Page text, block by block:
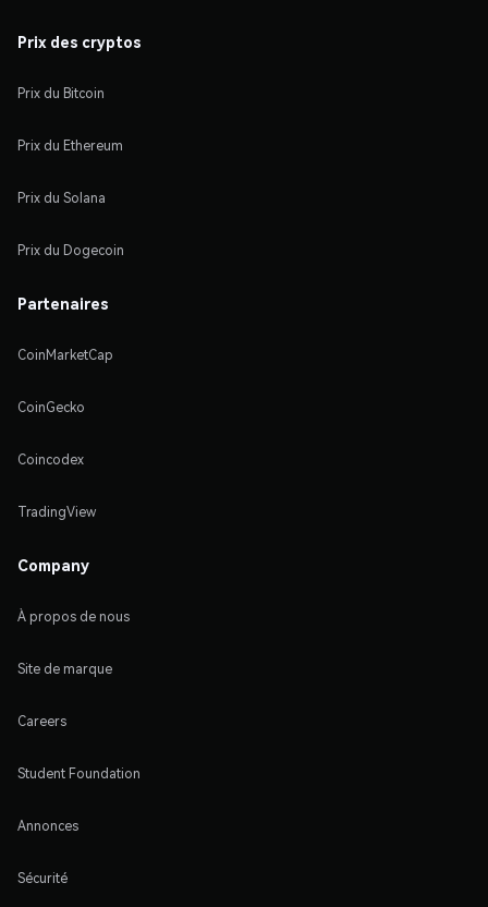
Prix des cryptos
Prix du Bitcoin
Prix du Ethereum
Prix du Solana
Prix du Dogecoin
Partenaires
CoinMarketCap
CoinGecko
Coincodex
TradingView
Company
À propos de nous
Site de marque
Careers
Student Foundation
Annonces
Sécurité